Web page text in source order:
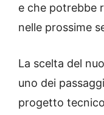
e che potrebbe
nelle prossime
La scelta del
uno dei
progetto